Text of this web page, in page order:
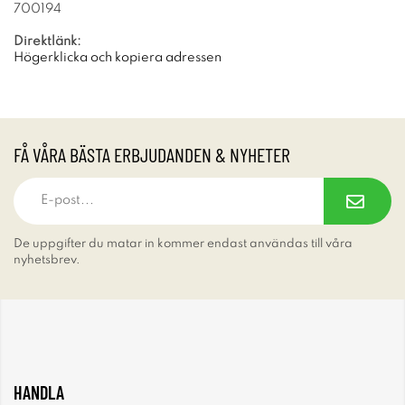
700194
Direktlänk:
Högerklicka och kopiera adressen
FÅ VÅRA BÄSTA ERBJUDANDEN & NYHETER
De uppgifter du matar in kommer endast användas till våra
nyhetsbrev.
HANDLA